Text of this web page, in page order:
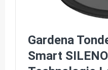
Gardena
Smart